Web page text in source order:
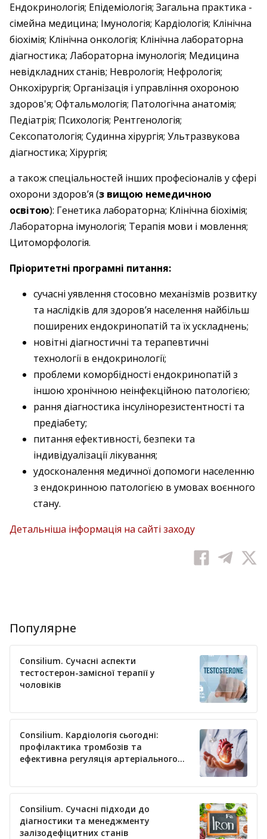
Ендокринологія; Епідеміологія; Загальна практика -
сімейна медицина; Імунологія; Кардіологія; Клінічна
біохімія; Клінічна онкологія; Клінічна лабораторна
діагностика; Лабораторна імунологія; Медицина
невідкладних станів; Неврологія; Нефрологія;
Онкохірургія; Організація і управління охороною
здоров'я; Офтальмологія; Патологічна анатомія;
Педіатрія; Психологія; Рентгенологія;
Сексопатологія; Судинна хірургія; Ультразвукова
діагностика; Хірургія;
а також спеціальностей інших професіоналів у сфері
охорони здоров’я (з вищою немедичною
освітою): Генетика лабораторна; Клінічна біохімія;
Лабораторна імунологія; Терапія мови і мовлення;
Цитоморфологія.
Пріоритетні програмні питання:
сучасні уявлення стосовно механізмів розвитку
та наслідків для здоров’я населення найбільш
поширених ендокринопатій та їх ускладнень;
новітні діагностичні та терапевтичні
технології в ендокринології;
проблеми коморбідності ендокринопатій з
іншою хронічною неінфекційною патологією;
рання діагностика інсулінорезистентності та
предіабету;
питання ефективності, безпеки та
індивідуалізації лікування;
удосконалення медичної допомоги населенню
з ендокринною патологією в умовах воєнного
стану.
Детальніша інформація на сайті заходу
Популярне
Consilium. Сучасні аспекти
тестостерон-замісної терапії у
чоловіків
Consilium. Кардіологія сьогодні:
профілактика тромбозів та
ефективна регуляція артеріального
Consilium. Сучасні підходи до
діагностики та менеджменту
залізодефіцитних станів